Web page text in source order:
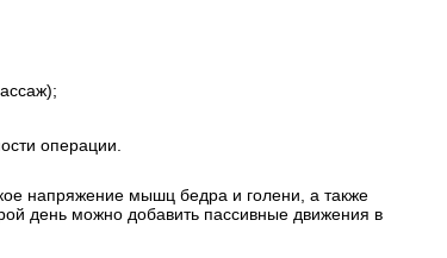
операции.
напряжение мышц бедра и голени, а также
день можно добавить пассивные движения в